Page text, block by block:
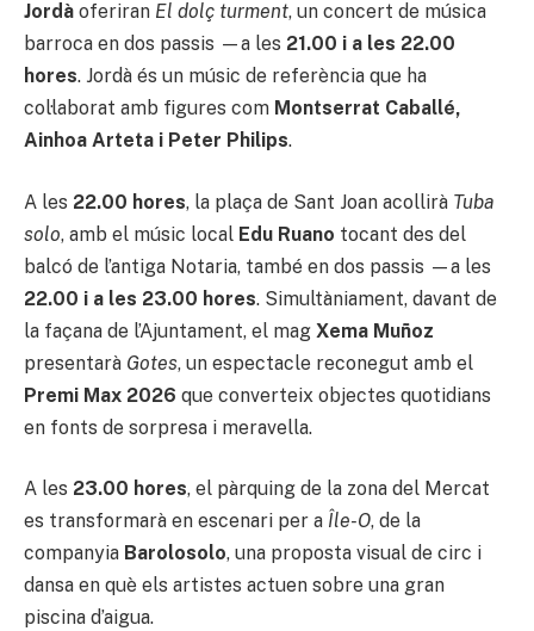
Jordà oferiran El dolç turment, un concert de música
barroca en dos passis —a les 21.00 i a les 22.00
hores. Jordà és un músic de referència que ha
col·laborat amb figures com Montserrat Caballé,
Ainhoa Arteta i Peter Philips.
A les 22.00 hores, la plaça de Sant Joan acollirà Tuba
solo, amb el músic local Edu Ruano tocant des del
balcó de l’antiga Notaria, també en dos passis —a les
22.00 i a les 23.00 hores. Simultàniament, davant de
la façana de l’Ajuntament, el mag Xema Muñoz
presentarà Gotes, un espectacle reconegut amb el
Premi Max 2026 que converteix objectes quotidians
en fonts de sorpresa i meravella.
A les 23.00 hores, el pàrquing de la zona del Mercat
es transformarà en escenari per a Île-O, de la
companyia Barolosolo, una proposta visual de circ i
dansa en què els artistes actuen sobre una gran
piscina d’aigua.